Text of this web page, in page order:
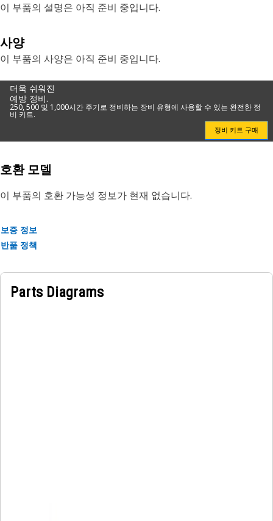
이 부품의 설명은 아직 준비 중입니다.
사양
이 부품의 사양은 아직 준비 중입니다.
더욱 쉬워진
예방 정비.
250, 500 및 1,000시간 주기로 정비하는 장비 유형에 사용할 수 있는 완전한 정
비 키트.
정비 키트 구매
호환 모델
이 부품의 호환 가능성 정보가 현재 없습니다.
보증 정보
반품 정책
Parts Diagrams